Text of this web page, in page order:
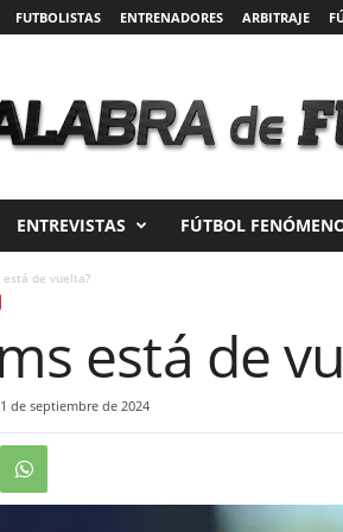
FUTBOLISTAS ENTRENADORES ARBITRAJE
P
a
a
b
r
F
ú
|
ENTREVISTAS FÚTBOL
está de vuelta?
está de
de septiembre de 2024